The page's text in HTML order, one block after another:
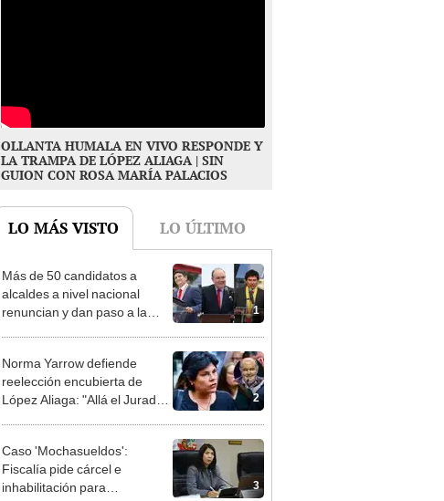
OLLANTA HUMALA EN VIVO RESPONDE Y
LA TRAMPA DE LÓPEZ ALIAGA | SIN
GUION CON ROSA MARÍA PALACIOS
LO MÁS VISTO LO ÚLTIMO
1
Más de 50 candidatos a
alcaldes a nivel nacional
renuncian y dan paso a la
2
Norma Yarrow defiende
reelección encubierta de
López Aliaga: "Allá el Jurado
3
Caso 'Mochasueldos':
Fiscalía pide cárcel e
inhabilitación para